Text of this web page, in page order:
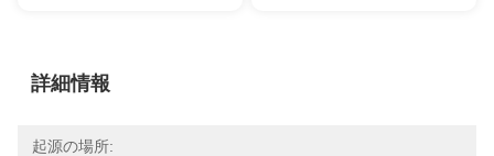
詳細情報
起源の場所: